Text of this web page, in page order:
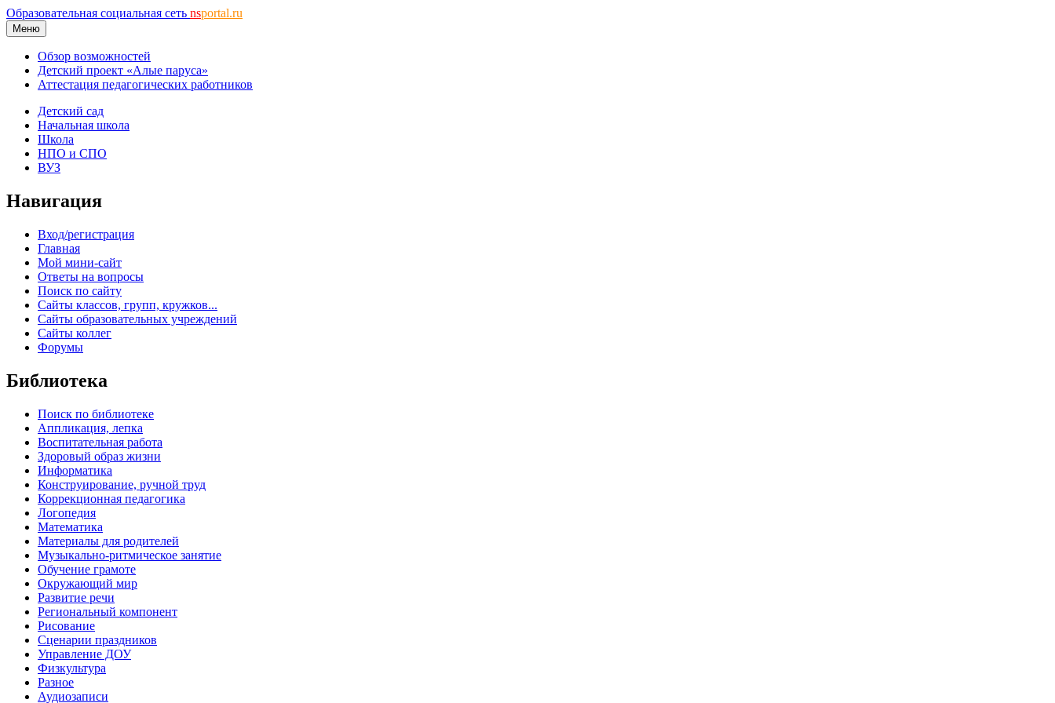
Образовательная социальная сеть nsportal.ru
Меню
Обзор возможностей
Детский проект «Алые паруса»
Аттестация педагогических работников
Детский сад
Начальная школа
Школа
НПО и СПО
ВУЗ
Навигация
Вход/регистрация
Главная
Мой мини-сайт
Ответы на вопросы
Поиск по сайту
Сайты классов, групп, кружков...
Сайты образовательных учреждений
Сайты коллег
Форумы
Библиотека
Поиск по библиотеке
Аппликация, лепка
Воспитательная работа
Здоровый образ жизни
Информатика
Конструирование, ручной труд
Коррекционная педагогика
Логопедия
Математика
Материалы для родителей
Музыкально-ритмическое занятие
Обучение грамоте
Окружающий мир
Развитие речи
Региональный компонент
Рисование
Сценарии праздников
Управление ДОУ
Физкультура
Разное
Аудиозаписи